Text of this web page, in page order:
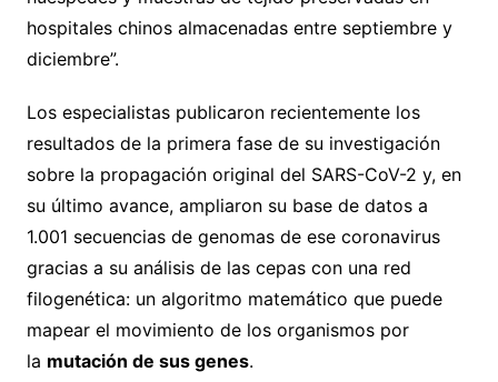
hospitales chinos almacenadas entre septiembre y
diciembre”.
Los especialistas publicaron recientemente los
resultados de la primera fase de su investigación
sobre la propagación original del SARS-CoV-2 y, en
su último avance, ampliaron su base de datos a
1.001 secuencias de genomas de ese coronavirus
gracias a su análisis de las cepas con una red
filogenética: un algoritmo matemático que puede
mapear el movimiento de los organismos por
la mutación de sus genes.